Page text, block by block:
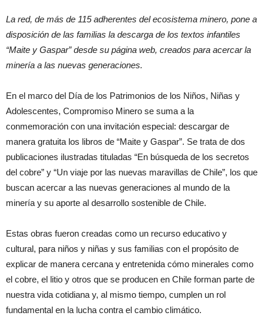
La red, de más de 115 adherentes del ecosistema minero, pone a
disposición de las familias la descarga de los textos infantiles
“Maite y Gaspar” desde su página web, creados para acercar la
minería a las nuevas generaciones.
En el marco del Día de los Patrimonios de los Niños, Niñas y
Adolescentes, Compromiso Minero se suma a la
conmemoración con una invitación especial: descargar de
manera gratuita los libros de “Maite y Gaspar”. Se trata de dos
publicaciones ilustradas tituladas “En búsqueda de los secretos
del cobre” y “Un viaje por las nuevas maravillas de Chile”, los que
buscan acercar a las nuevas generaciones al mundo de la
minería y su aporte al desarrollo sostenible de Chile.
Estas obras fueron creadas como un recurso educativo y
cultural, para niños y niñas y sus familias con el propósito de
explicar de manera cercana y entretenida cómo minerales como
el cobre, el litio y otros que se producen en Chile forman parte de
nuestra vida cotidiana y, al mismo tiempo, cumplen un rol
fundamental en la lucha contra el cambio climático.